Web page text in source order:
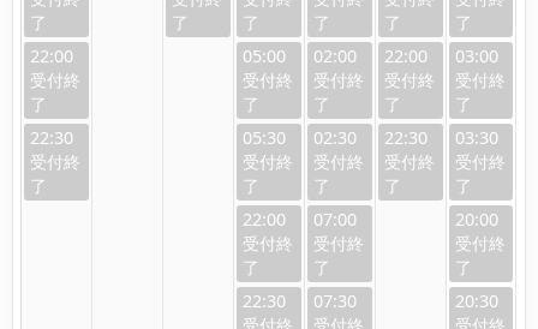
22:00
22:30
05:00
05:30
22:00
22:30
02:00
02:30
07:00
07:30
22:00
22:30
03:00
03:30
20:00
20:30